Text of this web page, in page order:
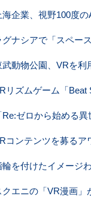
海企業、視野100度
グナシアで「スペー
武動物公園、VRを利
リズムゲーム「Beat
Re:ゼロから始める
コンテンツを募るア
輪を付けたイメージ
クエニの「VR漫画」